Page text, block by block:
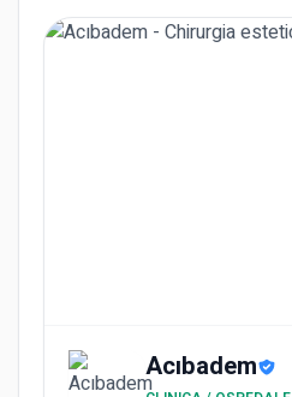
Acıbadem